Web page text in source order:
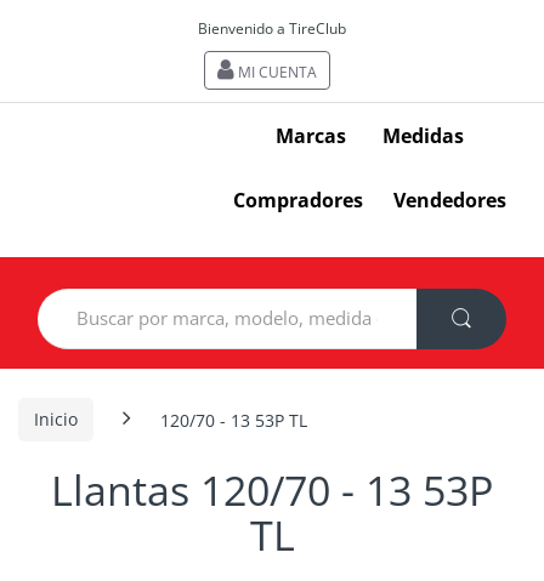
Bienvenido a TireClub
MI CUENTA
Marcas Medidas
Compradores Vendedores
Search
for:
Inicio 120/70 - 13 53P TL
Llantas 120/70 - 13 53P
TL